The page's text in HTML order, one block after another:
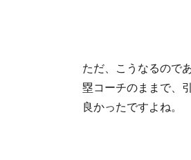
ただ、こうなるので
塁コーチのままで、
良かったですよね。